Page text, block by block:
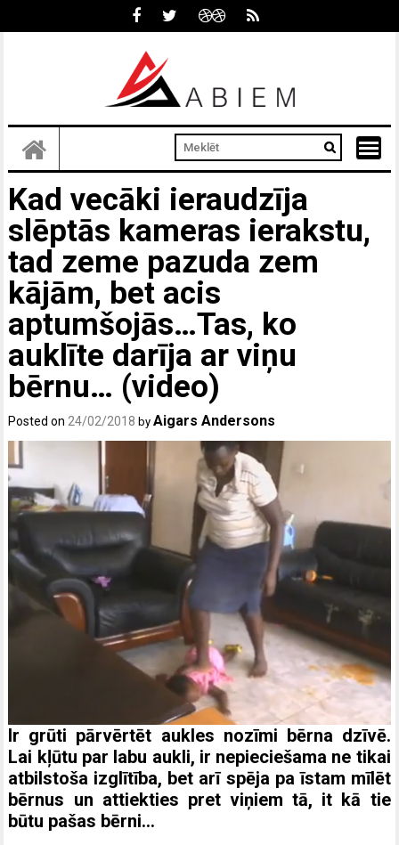
Kad vecāki ieraudzīja
slēptās kameras ierakstu,
tad zeme pazuda zem
kājām, bet acis
aptumšojās…Tas, ko
auklīte darīja ar viņu
bērnu… (video)
Posted on24/02/2018 byAigars Andersons
Ir grūti pārvērtēt aukles nozīmi bērna dzīvē.
Lai kļūtu par labu aukli, ir nepieciešama ne tikai
atbilstoša izglītība, bet arī spēja pa īstam mīlēt
bērnus un attiekties pret viņiem tā, it kā tie
būtu pašas bērni…